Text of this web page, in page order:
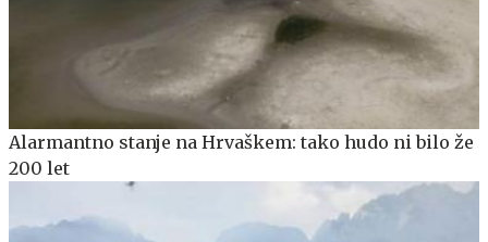
Alarmantno stanje na Hrvaškem: tako hudo ni bilo že
200 let